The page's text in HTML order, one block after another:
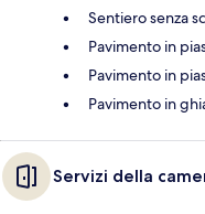
Sentiero senza
Pavimento in
Pavimento in
Pavimento in
Servizi della